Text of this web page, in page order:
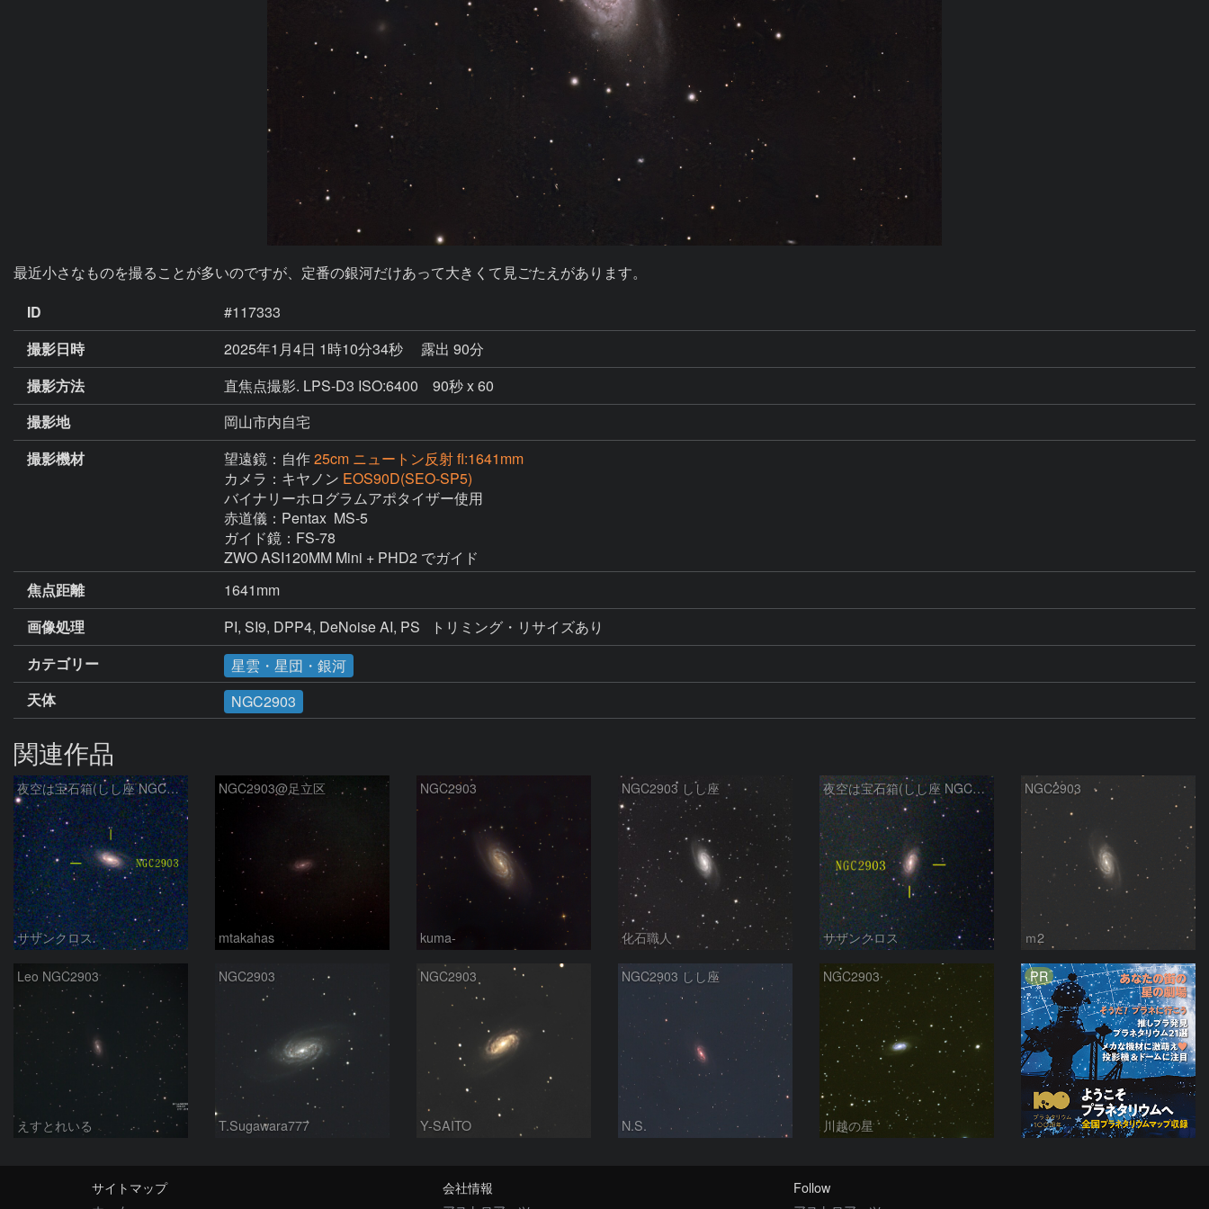
最近小さなものを撮ることが多いのですが、定番の銀河だけあって大きくて見ごたえがあります。
ID
#117333
撮影日時
2025年1月4日 1時10分34秒
露出 90分
撮影方法
直焦点撮影. LPS-D3 ISO:6400 90秒 x 60
撮影地
岡山市内自宅
撮影機材
望遠鏡：自作25cm ニュートン反射 fl:1641mm
カメラ：キヤノン EOS90D(SEO-SP5)
バイナリーホログラムアポタイザー使用
赤道儀：Pentax  MS-5
ガイド鏡：FS-78
ZWO ASI120MM Mini + PHD2 でガイド
焦点距離
1641mm
画像処理
PI, SI9, DPP4, DeNoise AI, PS   トリミング・リサイズあり
カテゴリー
星雲・星団・銀河
天体
NGC2903
関連作品
夜空は宝石箱(しし座 NGC2903) Seestar50
サザンクロス
NGC2903@足立区
mtakahas
NGC2903
kuma-
NGC2903 しし座
化石職人
夜空は宝石箱(しし座 NGC2903) Seestar50
サザンクロス
NGC2903
ｍ2
Leo NGC2903
えすとれいる
NGC2903
T.Sugawara777
NGC2903
Y-SAITO
NGC2903 しし座
N.S.
NGC2903
川越の星
PR
サイトマップ
会社情報
Follow